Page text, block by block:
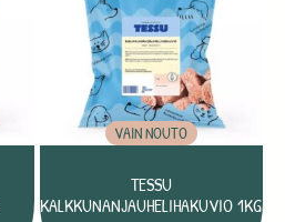
VAIN NOUTO
TESSU
KALKKUNANJAUHELIHAKUVIO 1KG